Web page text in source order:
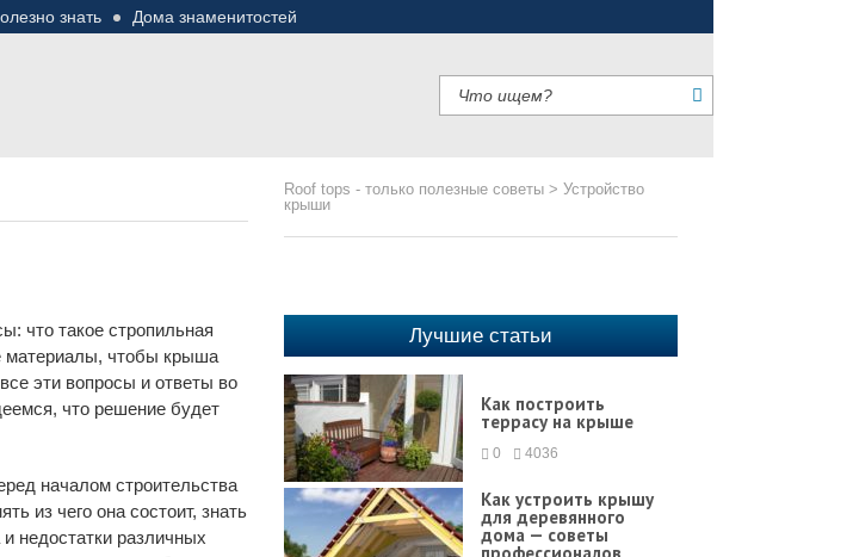
знать Дома знаменитостей
что такое стропильная
материалы, чтобы крыша
эти вопросы и ответы во
что решение будет
началом строительства
из чего она состоит, знать
недостатки различных
Roof tops - только полезные советы > Устройство
крыши
Лучшие статьи
Как построить
террасу на крыше
0 4036
Как устроить крышу
для деревянного
дома — советы